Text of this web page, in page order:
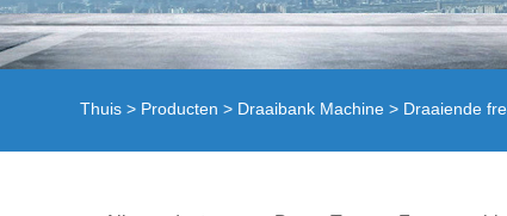
Thuis > Producten > Draaibank Machine > Draaiende